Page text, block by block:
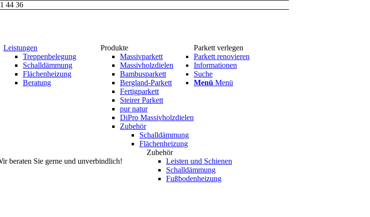
44 36
Parkett verlegen
Leistungen
Treppenbelegung
Schalldämmung
Flächenheizung
Beratung
Produkte
Massivparkett
Massivholzdielen
Bambusparkett
Bergland-Parkett
Fertigparkett
Steirer Parkett
pur natur
DiPro Massivholzdielen
Zubehör
Schalldämmung
Flächenheizung
Parkett renovieren
Informationen
beraten Sie gerne und unverbindlich!
Zubehör
Leisten und Schienen
Schalldämmung
Fußbodenheizung
Suche
Menü Menü